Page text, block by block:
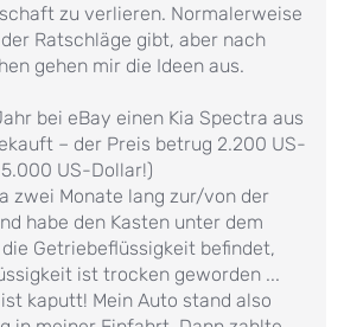
zu verlieren. Normalerweise
Ratschläge gibt, aber nach
gehen mir die Ideen aus.
bei eBay einen Kia Spectra aus
– der Preis betrug 2.200 US-
US-Dollar!)
zwei Monate lang zur/von der
habe den Kasten unter dem
Getriebeflüssigkeit befindet,
ist trocken geworden ...
kaputt! Mein Auto stand also